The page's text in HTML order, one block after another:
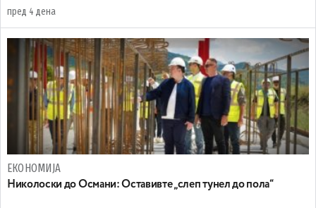
пред 4 дена
ЕКОНОМИЈА
Николоски до Османи: Oставивте „слеп тунел до пола“